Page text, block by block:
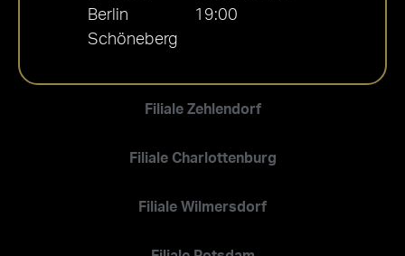
Filiale Zehlendorf
Filiale Charlottenburg
Filiale Wilmersdorf
Berlin
Schöneberg
19:00